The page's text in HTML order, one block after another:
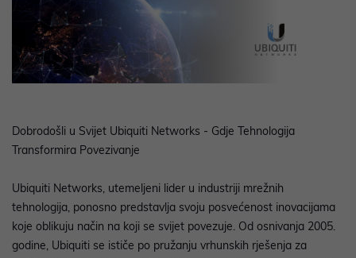
Dobrodošli u Svijet Ubiquiti Networks - Gdje Tehnologija
Transformira Povezivanje
Ubiquiti Networks, utemeljeni lider u industriji mrežnih
tehnologija, ponosno predstavlja svoju posvećenost inovacijama
koje oblikuju način na koji se svijet povezuje. Od osnivanja 2005.
godine, Ubiquiti se ističe po pružanju vrhunskih rješenja za